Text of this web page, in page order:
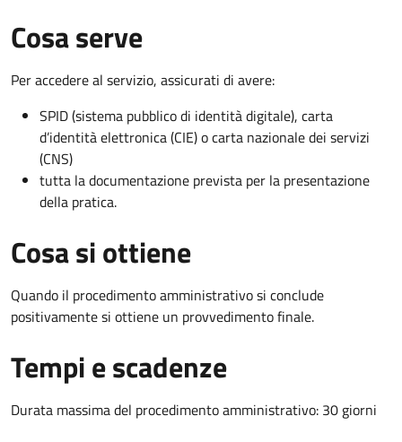
Cosa serve
Per accedere al servizio, assicurati di avere:
SPID (sistema pubblico di identità digitale), carta
d’identità elettronica (CIE) o carta nazionale dei servizi
(CNS)
tutta la documentazione prevista per la presentazione
della pratica.
Cosa si ottiene
Quando il procedimento amministrativo si conclude
positivamente si ottiene un provvedimento finale.
Tempi e scadenze
Durata massima del procedimento amministrativo: 30 giorni